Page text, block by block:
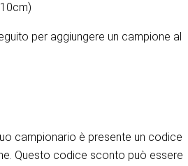
per aggiungere un campione al
campionario è presente un codice
Questo codice sconto può essere